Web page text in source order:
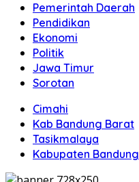
Pemerintah Daerah
Pendidikan
Ekonomi
Politik
Jawa Timur
Sorotan
Cimahi
Kab Bandung Barat
Tasikmalaya
Kabupaten Bandung